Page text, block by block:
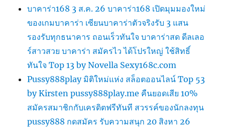
บาคาร่า168 3 ส.ค. 26 บาคาร่า168 เปิดมุมมองใหม่
ของเกมบาคาร่า เซียนบาคาร่าตัวจริงรับ 3 แสน
รองรับทุกธนาคาร ถอนเร็วทันใจ บาคาร่าสด ดีลเลอ
ร์สาวสวย บาคาร่า สมัครไว ได้โปรใหญ่ ใช้สิทธิ์
ทันใจ Top 13 by Novella Sexy168c.com
Pussy888play มิติใหม่แห่ง สล็อตออนไลน์ Top 53
by Kirsten pussy888play.me คืนยอดเสีย 10%
สมัครสมาชิกกับเครดิตฟรีทันที สวรรค์ของนักลงทุน
pussy888 กดสมัคร รับความสนุก 20 สิงหา 26